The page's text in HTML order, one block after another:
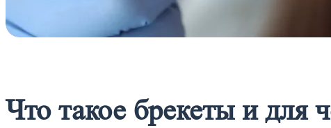
Что такое брекеты и для